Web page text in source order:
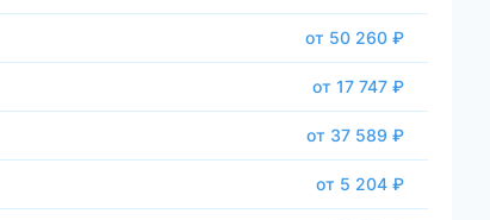
от 50 260 ₽
от 17 747 ₽
от 37 589 ₽
от 5 204 ₽